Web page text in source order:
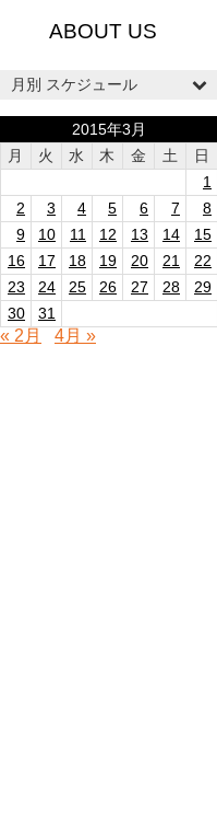
ABOUT US
月別 スケジュール
2015年3月
月
火 水 木 金 土
日
1
2
3 4 5 6 7
8
9
10 11 12 13 14
15
16
17 18 19 20 21
22
23
24 25 26 27 28
29
30
31
« 2月 4月 »